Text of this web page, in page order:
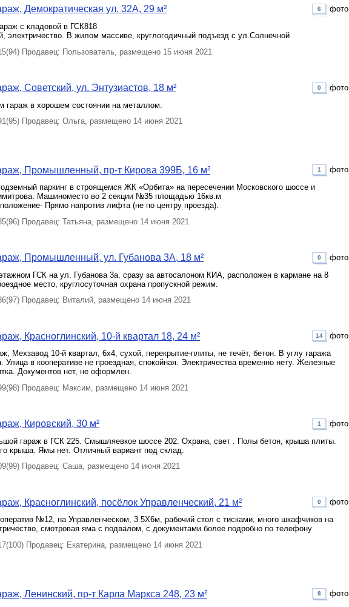
Демократическая ул. 32А, 29 м²
с кладовой в ГСК818
электричество. В жилом массиве, круглогодичный подъезд с ул.Солнечной
6 фото
Продавец: Пользователь, размещено 15 июня 2021
Советский, ул. Энтузиастов, 18 м²
гараж в хорошем состоянии на металлом.
0 фото
Продавец: Ольга, размещено 14 июня 2021
Промышленный, пр-т Кирова 399Б, 16 м²
паркинг в строящемся ЖК «Орбита» на пересечении Московского шоссе и
Машиноместо во 2 секции №35 площадью 16кв.м
Прямо напротив лифта (не по центру проезда).
1 фото
Продавец: Татьяна, размещено 14 июня 2021
Промышленный, ул. Губанова 3А, 18 м²
ГСК на ул. Губанова 3а. сразу за автосалоном КИА, расположен в кармане на 8
место, круглосуточная охрана пропускной режим.
0 фото
Продавец: Виталий, размещено 14 июня 2021
Красноглинский, 10-й квартал 18, 24 м²
Мехзавод 10-й квартал, 6х4, сухой, перекрытие-плиты, не течёт, бетон. В углу гаража
Улица в кооперативе не проездная, спокойная. Электричества временно нету. Железные
Документов нет, не оформлен.
14 фото
Продавец: Максим, размещено 14 июня 2021
Кировский, 30 м²
гараж в ГСК 225. Смышляевкое шоссе 202. Охрана, свет . Полы бетон, крыша плиты.
крыша. Ямы нет. Отличный вариант под склад.
1 фото
Продавец: Саша, размещено 14 июня 2021
Красноглинский, посёлок Управленческий, 21 м²
№12, на Управленческом, 3.5Х6м, рабочий стол с тисками, много шкафчиков на
смотровая яма с подвалом, с документами.более подробно по телефону
0 фото
Продавец: Екатерина, размещено 14 июня 2021
Ленинский, пр-т Карла Маркса 248, 23 м² 8 фото